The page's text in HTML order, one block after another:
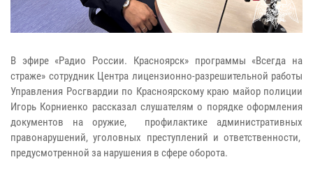
В эфире «Радио России. Красноярск» программы «Всегда на
страже» сотрудник Центра лицензионно-разрешительной работы
Управления Росгвардии по Красноярскому краю майор полиции
Игорь Корниенко рассказал слушателям о порядке оформления
документов на оружие, профилактике административных
правонарушений, уголовных преступлений и ответственности,
предусмотренной за нарушения в сфере оборота.